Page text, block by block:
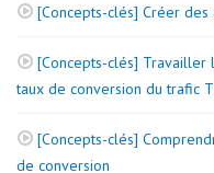
[Concepts-clés] Créer
[Concepts-clés]
taux de conversion du trafic
[Concepts-clés]
de conversion